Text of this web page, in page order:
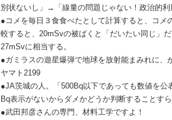
別状ないし」→「線量の問題じゃない！政治的
●コメを毎日３食食べたとして計算すると、コ
較すると、20mSvの被ばくと「だいたい同じ」
27mSvに相当する。
●ガミラスの遊星爆弾で地球を放射能まみれに
ヤマト2199
●JA茨城の人。「500Bq以下であっても数値を公
Bq表示がないからダメかどうか判断することす
●武田邦彦さんの専門、材料工学ですよ！